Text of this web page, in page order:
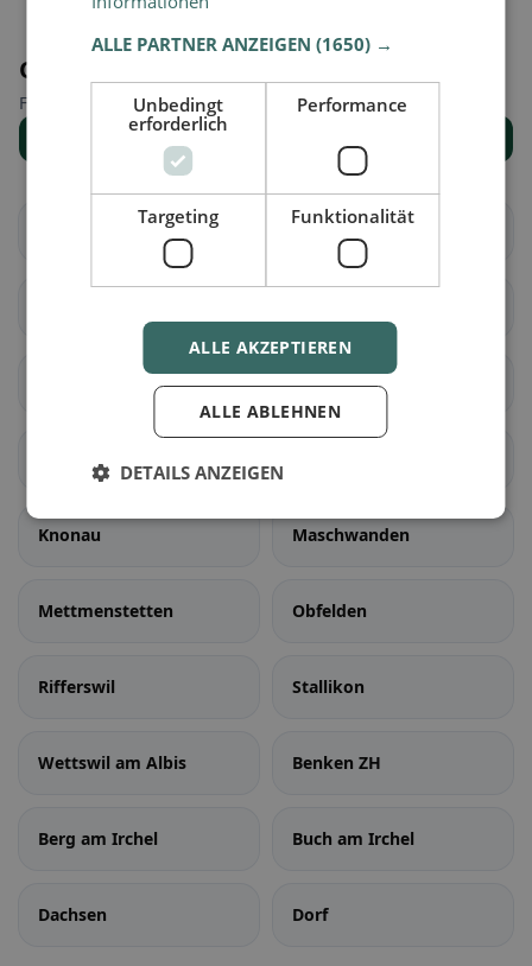
Orte in der Nähe
Finde den passenden Ort für deine Restaurantsuche.
Alle Orte anzeigen
Waltenstein
Hausen am Albis
Hedingen
Knonau Maschwanden
Mettmenstetten Obfelden
Rifferswil Stallikon
Wettswil am Albis Benken ZH
Berg am Irchel Buch am Irchel
Dachsen Dorf
ALLE PARTNER ANZEIGEN(1650) →
Unbedingt
erforderlich
Performance
Targeting Funktionalität
ALLE AKZEPTIEREN
ALLE ABLEHNEN
DETAILS ANZEIGEN